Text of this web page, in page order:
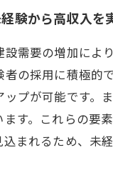
験から高収入を
需要の増加によ
の採用に積極的
プが可能です。
す。これらの要
まれるため、未